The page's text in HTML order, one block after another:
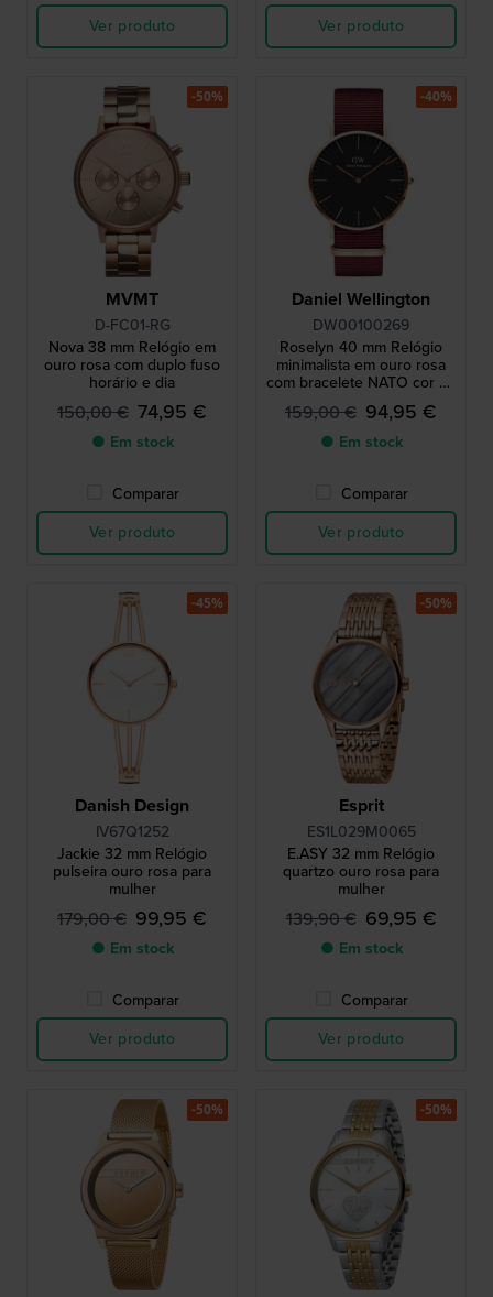
Ver produto
Ver produto
MVMT
D-FC01-RG
Nova 38 mm Relógio em
ouro rosa com duplo fuso
horário e dia
150,00 € 74,95 €
● Em stock
Comparar
Ver produto
-50%
Daniel Wellington
DW00100269
Roselyn 40 mm Relógio
minimalista em ouro rosa
com bracelete NATO cor de
vinho
159,00 € 94,95 €
● Em stock
Comparar
Ver produto
-40%
Danish Design
IV67Q1252
Jackie 32 mm Relógio
pulseira ouro rosa para
mulher
179,00 € 99,95 €
● Em stock
Comparar
Ver produto
-45%
Esprit
ES1L029M0065
E.ASY 32 mm Relógio
quartzo ouro rosa para
mulher
139,90 € 69,95 €
● Em stock
Comparar
Ver produto
-50%
-50% -50%